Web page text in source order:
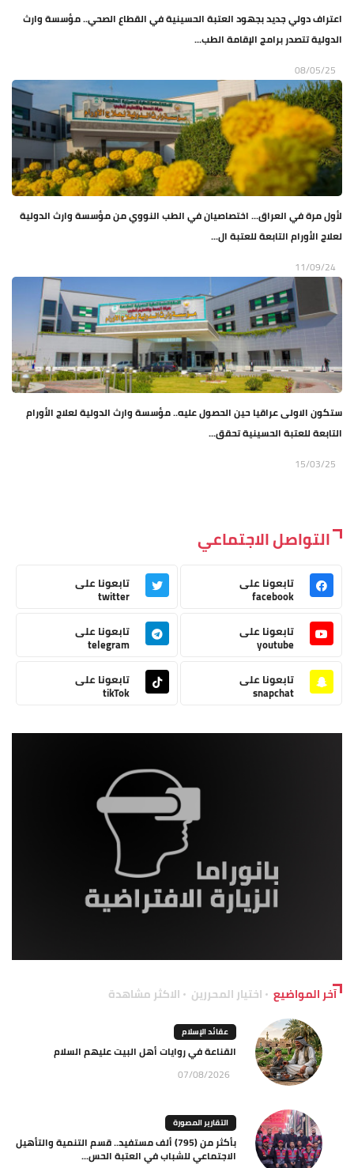
اعتراف دولي جديد بجهود العتبة الحسينية في القطاع الصحي.. مؤسسة وارث
الدولية تتصدر برامج الإقامة الطب...
08/05/25
لأول مرة في العراق... اختصاصيان في الطب النووي من مؤسسة وارث الدولية
لعلاج الأورام التابعة للعتبة ال...
11/09/24
ستكون الاولى عراقيا حين الحصول عليه.. مؤسسة وارث الدولية لعلاج الأورام
التابعة للعتبة الحسينية تحقق...
15/03/25
التواصل الاجتماعي
تابعونا على
facebook
تابعونا على
twitter
تابعونا على
youtube
تابعونا على
telegram
تابعونا على
snapchat
تابعونا على
tikTok
آخر المواضيع اختيار المحررين الاكثر مشاهدة
عقائد الإسلام
القناعة في روايات أهل البيت عليهم السلام
07/08/2026
التقارير المصورة
بأكثر من (795) ألف مستفيد.. قسم التنمية والتأهيل
الاجتماعي للشباب في العتبة الحس...